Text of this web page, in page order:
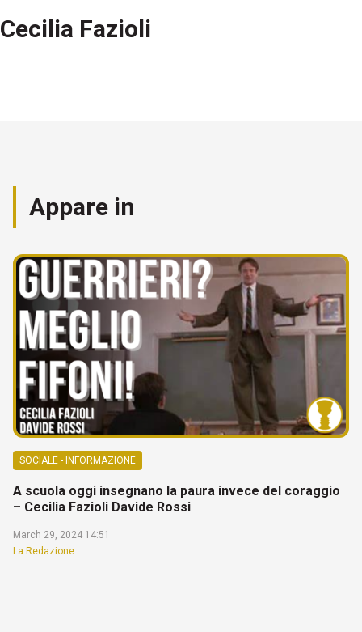
Cecilia Fazioli
Appare in
SOCIALE - INFORMAZIONE
A scuola oggi insegnano la paura invece del coraggio
– Cecilia Fazioli Davide Rossi
March 29, 2024 14:51
La Redazione